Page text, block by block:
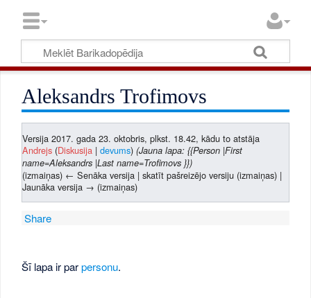
Aleksandrs Trofimovs
Versija 2017. gada 23. oktobris, plkst. 18.42, kādu to atstāja
Andrejs (Diskusija |devums) (Jauna lapa: {{Person |First
name=Aleksandrs |Last name=Trofimovs }})
(izmaiņas) ← Senāka versija | skatīt pašreizējo versiju (izmaiņas) |
Jaunāka versija → (izmaiņas)
Share
Šī lapa ir parpersonu.